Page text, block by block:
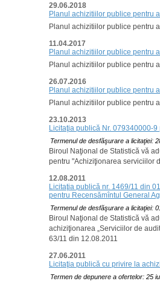
29.06.2018
Planul achizitiilor publice pentru
Planul achizitiilor publice pentru
11.04.2017
Planul achizitiilor publice pentru
Planul achizitiilor publice pentru
26.07.2016
Planul achizitiilor publice pentru
Planul achizitiilor publice pentru
23.10.2013
Licitaţia publică Nr. 079340000-
Termenul de desfăşurare a licitaţiei:
Biroul Naţional de Statistică vă
pentru "Achiziţionarea serviciilor
12.08.2011
Licitaţia publică nr. 1469/11 din
pentru Recensămîntul General
Termenul de desfăşurare a licitaţiei:
Biroul Naţional de Statistică vă
achiziţionarea „Serviciilor de
63/11 din 12.08.2011
27.06.2011
Licitaţia publică cu privire la
Termen de depunere a ofertelor: 25